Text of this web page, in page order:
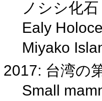
ノシシ化石
Ealy
Miyako
2017: 台湾の
Small